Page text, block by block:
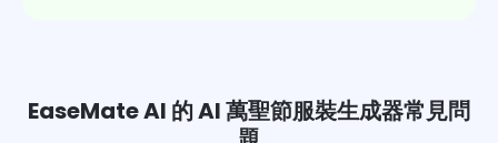
EaseMate AI 的 AI 萬聖節服裝生成器常見問